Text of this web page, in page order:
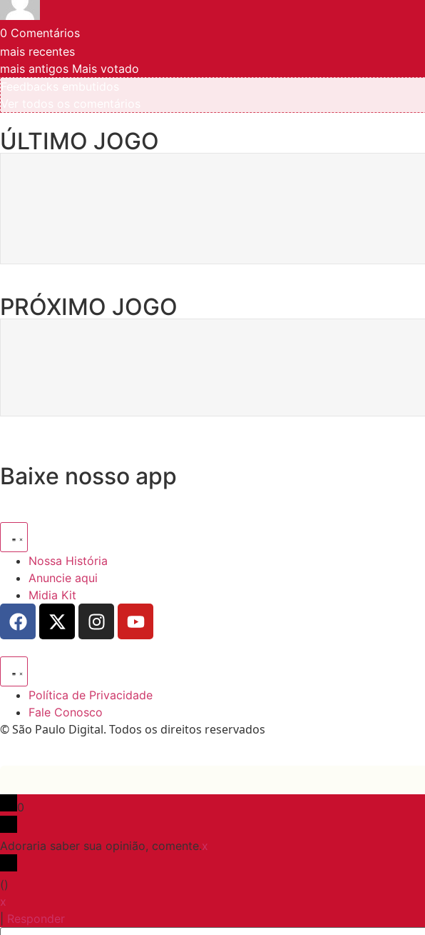
0 Comentários
mais recentes
mais antigos Mais votado
ÚLTIMO JOGO
PRÓXIMO JOGO
Baixe nosso app
Nossa História
Anuncie aqui
Midia Kit
Política de Privacidade
Fale Conosco
© São Paulo Digital. Todos os direitos reservados
0
Adoraria saber sua opinião, comente.x
()
x
Responder